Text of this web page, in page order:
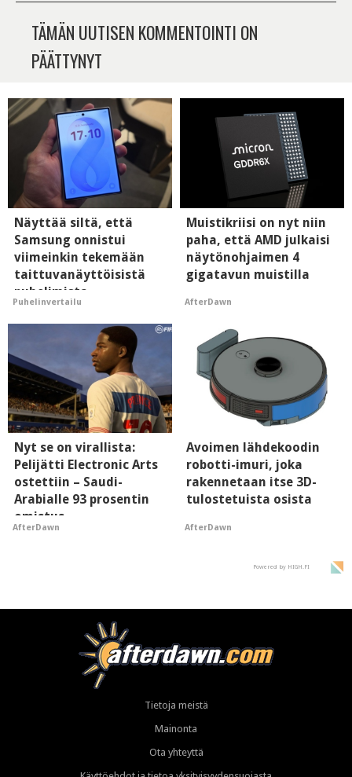
TÄMÄN UUTISEN KOMMENTOINTI ON
PÄÄTTYNYT
Näyttää siltä, että
Samsung onnistui
viimeinkin tekemään
taittuvanäyttöisistä
puhelimista
supersuosittuja
Puhelinvertailu
Muistikriisi on nyt niin
paha, että AMD julkaisi
näytönohjaimen 4
gigatavun muistilla
AfterDawn
Nyt se on virallista:
Pelijätti Electronic Arts
ostettiin – Saudi-
Arabialle 93 prosentin
omistus
AfterDawn
Avoimen lähdekoodin
robotti-imuri, joka
rakennetaan itse 3D-
tulostetuista osista
AfterDawn
Powered by HIGH.FI
Tietoja meistä
Mainonta
Ota yhteyttä